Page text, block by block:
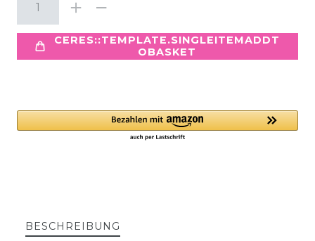
CERES::TEMPLATE.SINGLEITEMADDT
OBASKET
BESCHREIBUNG